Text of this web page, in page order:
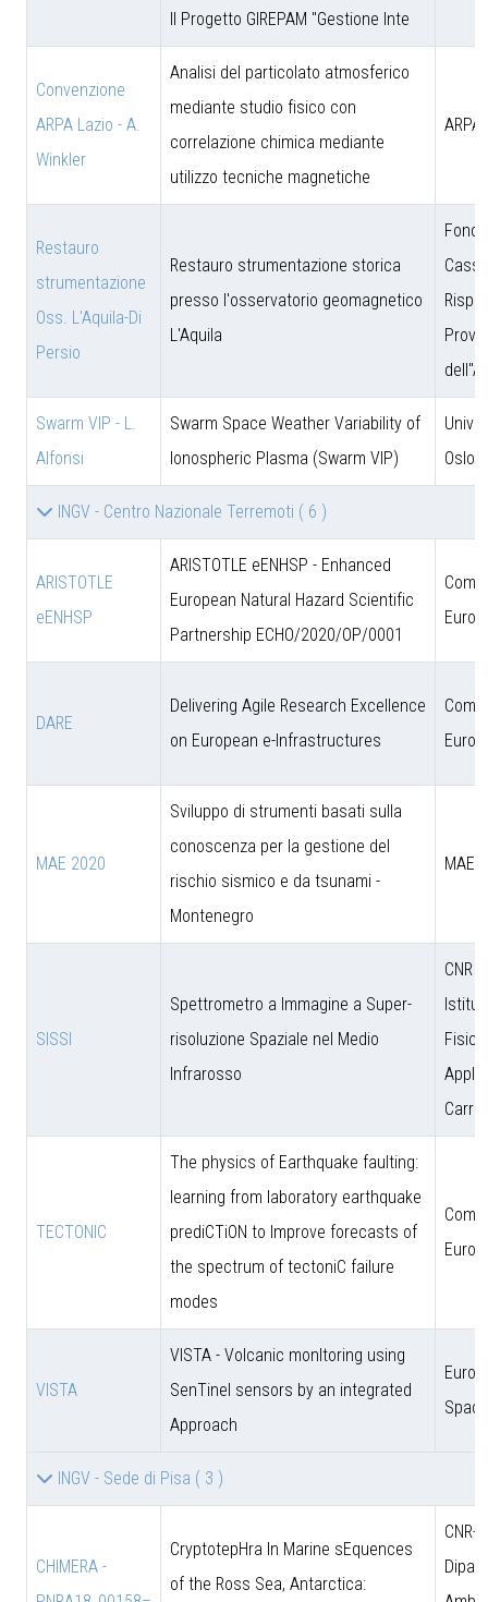
II Progetto GIREPAM "Gestione Inte
Convenzione
ARPA Lazio - A.
Winkler
Analisi del particolato atmosferico
mediante studio fisico con
correlazione chimica mediante
utilizzo tecniche magnetiche
ARPA
Restauro
strumentazione
Oss. L'Aquila-Di
Persio
Restauro strumentazione storica
presso l'osservatorio geomagnetico
L'Aquila
Swarm VIP - L.
Alfonsi
Swarm Space Weather Variability of
Ionospheric Plasma (Swarm VIP)
Oslo
INGV - Centro Nazionale Terremoti ( 6 )
ARISTOTLE
eENHSP
ARISTOTLE eENHSP - Enhanced
European Natural Hazard Scientific
Partnership ECHO/2020/OP/0001
DARE
Delivering Agile Research Excellence
on European e-Infrastructures
MAE 2020
Sviluppo di strumenti basati sulla
conoscenza per la gestione del
rischio sismico e da tsunami -
Montenegro
MAE
SISSI
Spettrometro a Immagine a Super-
risoluzione Spaziale nel Medio
Infrarosso
CNR -
Fisica
TECTONIC
The physics of Earthquake faulting:
learning from laboratory earthquake
prediCTiON to Improve forecasts of
the spectrum of tectoniC failure
modes
VISTA
VISTA - Volcanic monItoring using
SenTinel sensors by an integrated
Approach
INGV - Sede di Pisa ( 3 )
CHIMERA -
CryptotepHra In Marine sEquences
of the Ross Sea, Antarctica:
CNR-